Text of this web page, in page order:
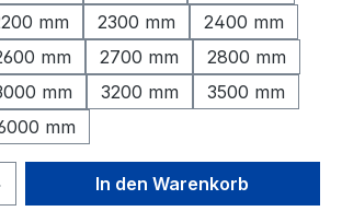
mm 2300 mm
2400 mm
mm 2700 mm
2800 mm
mm 3200 mm
3500 mm
mm
Gib den
In den Warenkorb